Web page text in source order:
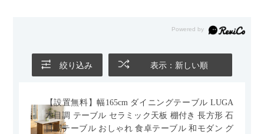
絞り込み 表示：新しい順
【設置無料】幅165cm ダイニングテーブル LUGA
木目調 テーブル セラミック天板 棚付き 長方形 石
目調テーブル おしゃれ 食卓テーブル 和モダン グ